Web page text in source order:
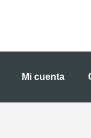
Mi cuenta